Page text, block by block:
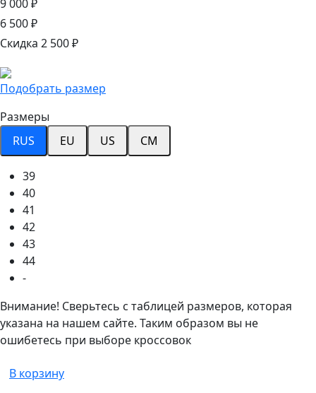
9 000 ₽
6 500 ₽
Скидка 2 500 ₽
Подобрать размер
Размеры
RUS
EU US CM
39
40
41
42
43
44
-
Внимание! Сверьтесь с таблицей размеров, которая
указана на нашем сайте. Таким образом вы не
ошибетесь при выборе кроссовок
В корзину